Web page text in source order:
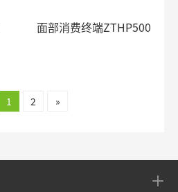
面部消费终端ZTHP500
1 2 »